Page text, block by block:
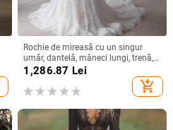
Rochie de mireasă cu un singur
umăr, dantelă, mâneci lungi, trenă,
cu voal
1,286.87 Lei
add_shopping_cart